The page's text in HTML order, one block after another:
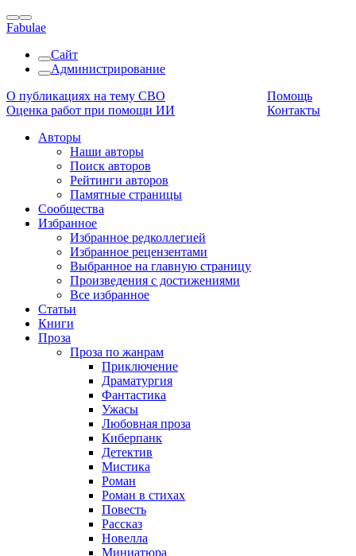
Fabulae
Сайт
Администрирование
О публикациях на тему СВО
Оценка работ при помощи ИИ
Помощь
Контакты
Авторы
Наши авторы
Поиск авторов
Рейтинги авторов
Памятные страницы
Сообщества
Избранное
Избранное редколлегией
Избранное рецензентами
Выбранное на главную страницу
Произведения с достижениями
Все избранное
Статьи
Книги
Проза
Проза по жанрам
Приключение
Драматургия
Фантастика
Ужасы
Любовная проза
Киберпанк
Детектив
Мистика
Роман
Роман в стихах
Повесть
Рассказ
Новелла
Миниатюра